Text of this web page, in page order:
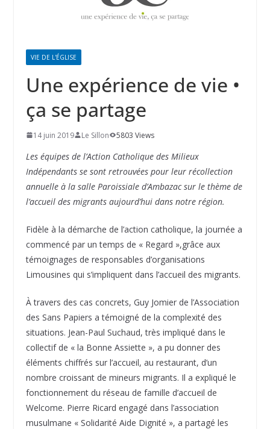
VIE DE L'ÉGLISE
Une expérience de vie •
ça se partage
14 juin 2019 Le Sillon 5803 Views
Les équipes de l’Action Catholique des Milieux
Indépendants se sont retrouvées pour leur récollection
annuelle à la salle Paroissiale d’Ambazac sur le thème de
l’accueil des migrants aujourd’hui dans notre région.
Fidèle à la démarche de l’action catholique, la journée a
commencé par un temps de « Regard »,grâce aux
témoignages de responsables d’organisations
Limousines qui s’impliquent dans l’accueil des migrants.
À travers des cas concrets, Guy Jomier de l’Association
des Sans Papiers a témoigné de la complexité des
situations. Jean-Paul Suchaud, très impliqué dans le
collectif de « la Bonne Assiette », a pu donner des
éléments chiffrés sur l’accueil, au restaurant, d’un
nombre croissant de mineurs migrants. Il a expliqué le
fonctionnement du réseau de famille d’accueil de
Welcome. Pierre Ricard engagé dans l’association
musulmane « Solidarité Aide Dignité », a partagé les